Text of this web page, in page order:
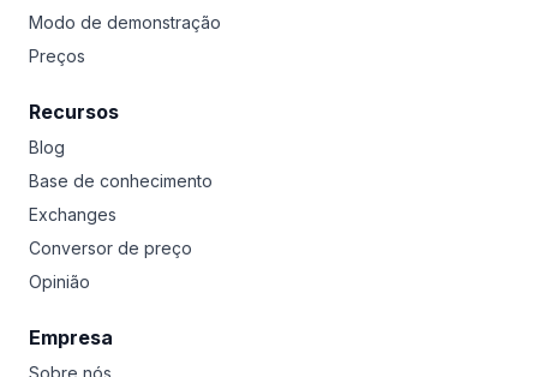
Modo de demonstração
Preços
Recursos
Blog
Base de conhecimento
Exchanges
Conversor de preço
Opinião
Empresa
Sobre nós